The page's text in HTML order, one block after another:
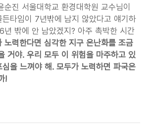
순진 서울대학교 환경대학원 교수님이
타임이 7년밖에 남지 않았다고 얘기하
년 밖에 안 남았겠지? 아주 촉박한 시간
노력한다면 심각한 지구 온난화를 조금
거야. 우리 모두 이 위험을 마주하고 있
을 느껴야 해. 모두가 노력하면 파국은
!